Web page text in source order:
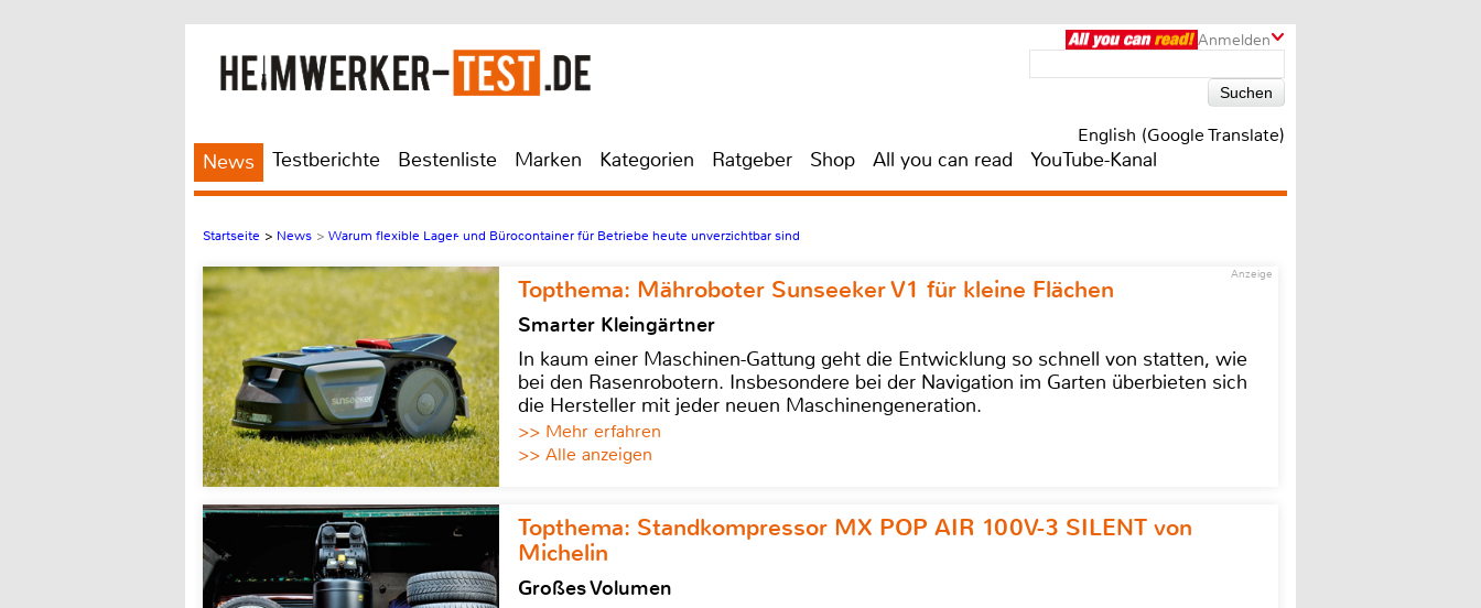
Anmelden
English (Google Translate)
News Testberichte Bestenliste Marken Kategorien Ratgeber Shop All you can read YouTube-Kanal
Startseite > News > Warum flexible Lager- und Bürocontainer für Betriebe heute unverzichtbar sind
Anzeige
Topthema: Mähroboter Sunseeker V1 für kleine Flächen
Smarter Kleingärtner
In kaum einer Maschinen-Gattung geht die Entwicklung so schnell von statten, wie
bei den Rasenrobotern. Insbesondere bei der Navigation im Garten überbieten sich
die Hersteller mit jeder neuen Maschinengeneration.
>> Mehr erfahren
>> Alle anzeigen
Topthema: Standkompressor MX POP AIR 100V-3 SILENT von
Michelin
Großes Volumen